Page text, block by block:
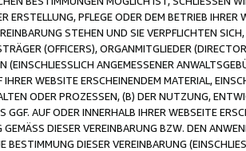
PFLEGE ODER DEM BETRIEB IHRER
STEHEN UND SIE VERPFLICHTEN
(OFFICERS), ORGANMITGLIEDER
ANGEMESSENER
WEBSITE ERSCHEINENDEM MATERIAL,
ODER PROZESSEN, (B) DER NUTZUNG,
AUF ODER INNERHALB IHRER WEBSEITE
DIESER VEREINBARUNG BZW. DEN
DIESER VEREINBARUNG